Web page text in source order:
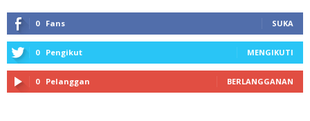
0 Fans SUKA
0 Pengikut MENGIKUTI
0 Pelanggan BERLANGGANAN